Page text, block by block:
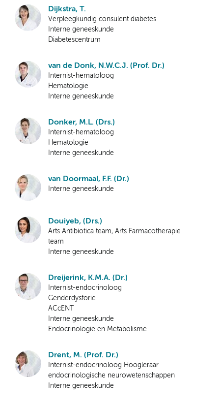
Dijkstra, T.
Verpleegkundig consulent diabetes
Interne geneeskunde
Diabetescentrum
van de Donk, N.W.C.J. (Prof. Dr.)
Internist-hematoloog
Hematologie
Interne geneeskunde
Donker, M.L. (Drs.)
Internist-hematoloog
Hematologie
Interne geneeskunde
van Doormaal, F.F. (Dr.)
Interne geneeskunde
Douiyeb, (Drs.)
Arts Antibiotica team, Arts Farmacotherapie
team
Interne geneeskunde
Dreijerink, K.M.A. (Dr.)
Internist-endocrinoloog
Genderdysforie
ACcENT
Interne geneeskunde
Endocrinologie en Metabolisme
Drent, M. (Prof. Dr.)
Internist-endocrinoloog Hoogleraar
endocrinologische neurowetenschappen
Interne geneeskunde